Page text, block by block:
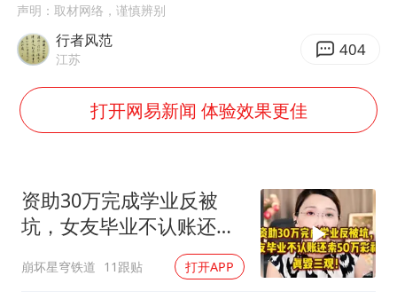
泰国一女公务员妆容引争议 本人回应
关之琳否认与27岁模特的恋情
对话重庆地铁吐血女孩
中方回应日本广岛核爆81周年
中国五箭齐发反制美国
中国经济展现强大韧性和活力
声明：取材网络，谨慎辨别
行者风范
江苏 404
打开网易新闻 体验效果更佳
资助30万完成学业反被
坑，女友毕业不认账还索
50万彩礼，真毁三观
崩坏星穹铁道 11跟贴 打开APP